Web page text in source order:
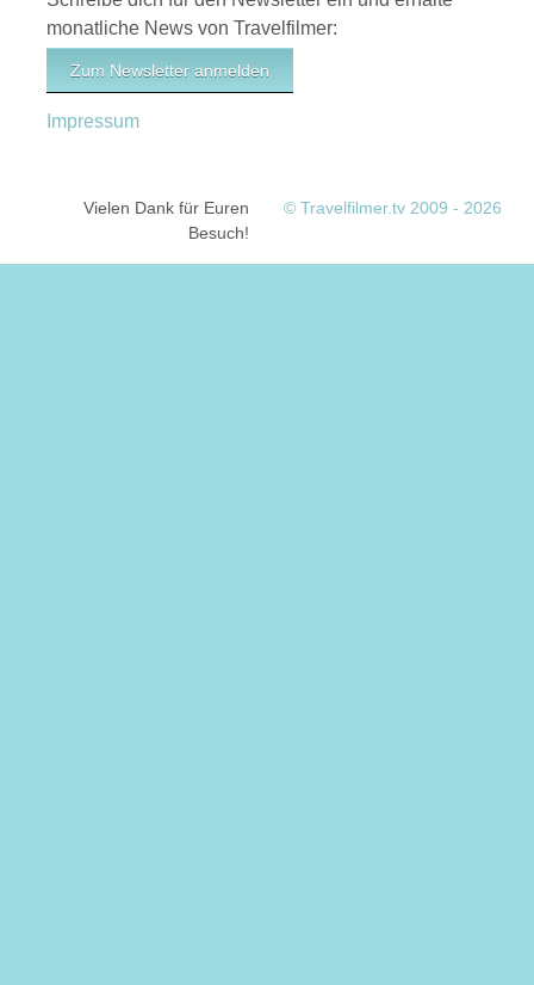
monatliche News von Travelfilmer:
Zum Newsletter anmelden
Impressum
Vielen Dank für Euren
Besuch!
© Travelfilmer.tv 2009 - 2026